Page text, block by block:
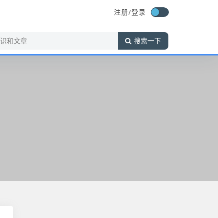
注册/登录
搜索一下